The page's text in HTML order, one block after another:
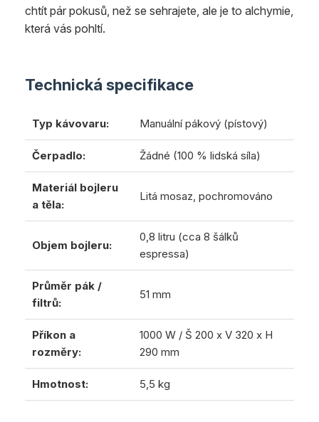
chtít pár pokusů, než se sehrajete, ale je to alchymie,
která vás pohltí.
Technická specifikace
Typ kávovaru: Manuální pákový (pístový)
Čerpadlo: Žádné (100 % lidská síla)
Materiál bojleru
a těla:
Litá mosaz, pochromováno
Objem bojleru:
0,8 litru (cca 8 šálků
espressa)
Průměr pák /
filtrů:
51 mm
Příkon a
rozměry:
1000 W / Š 200 x V 320 x H
290 mm
Hmotnost: 5,5 kg